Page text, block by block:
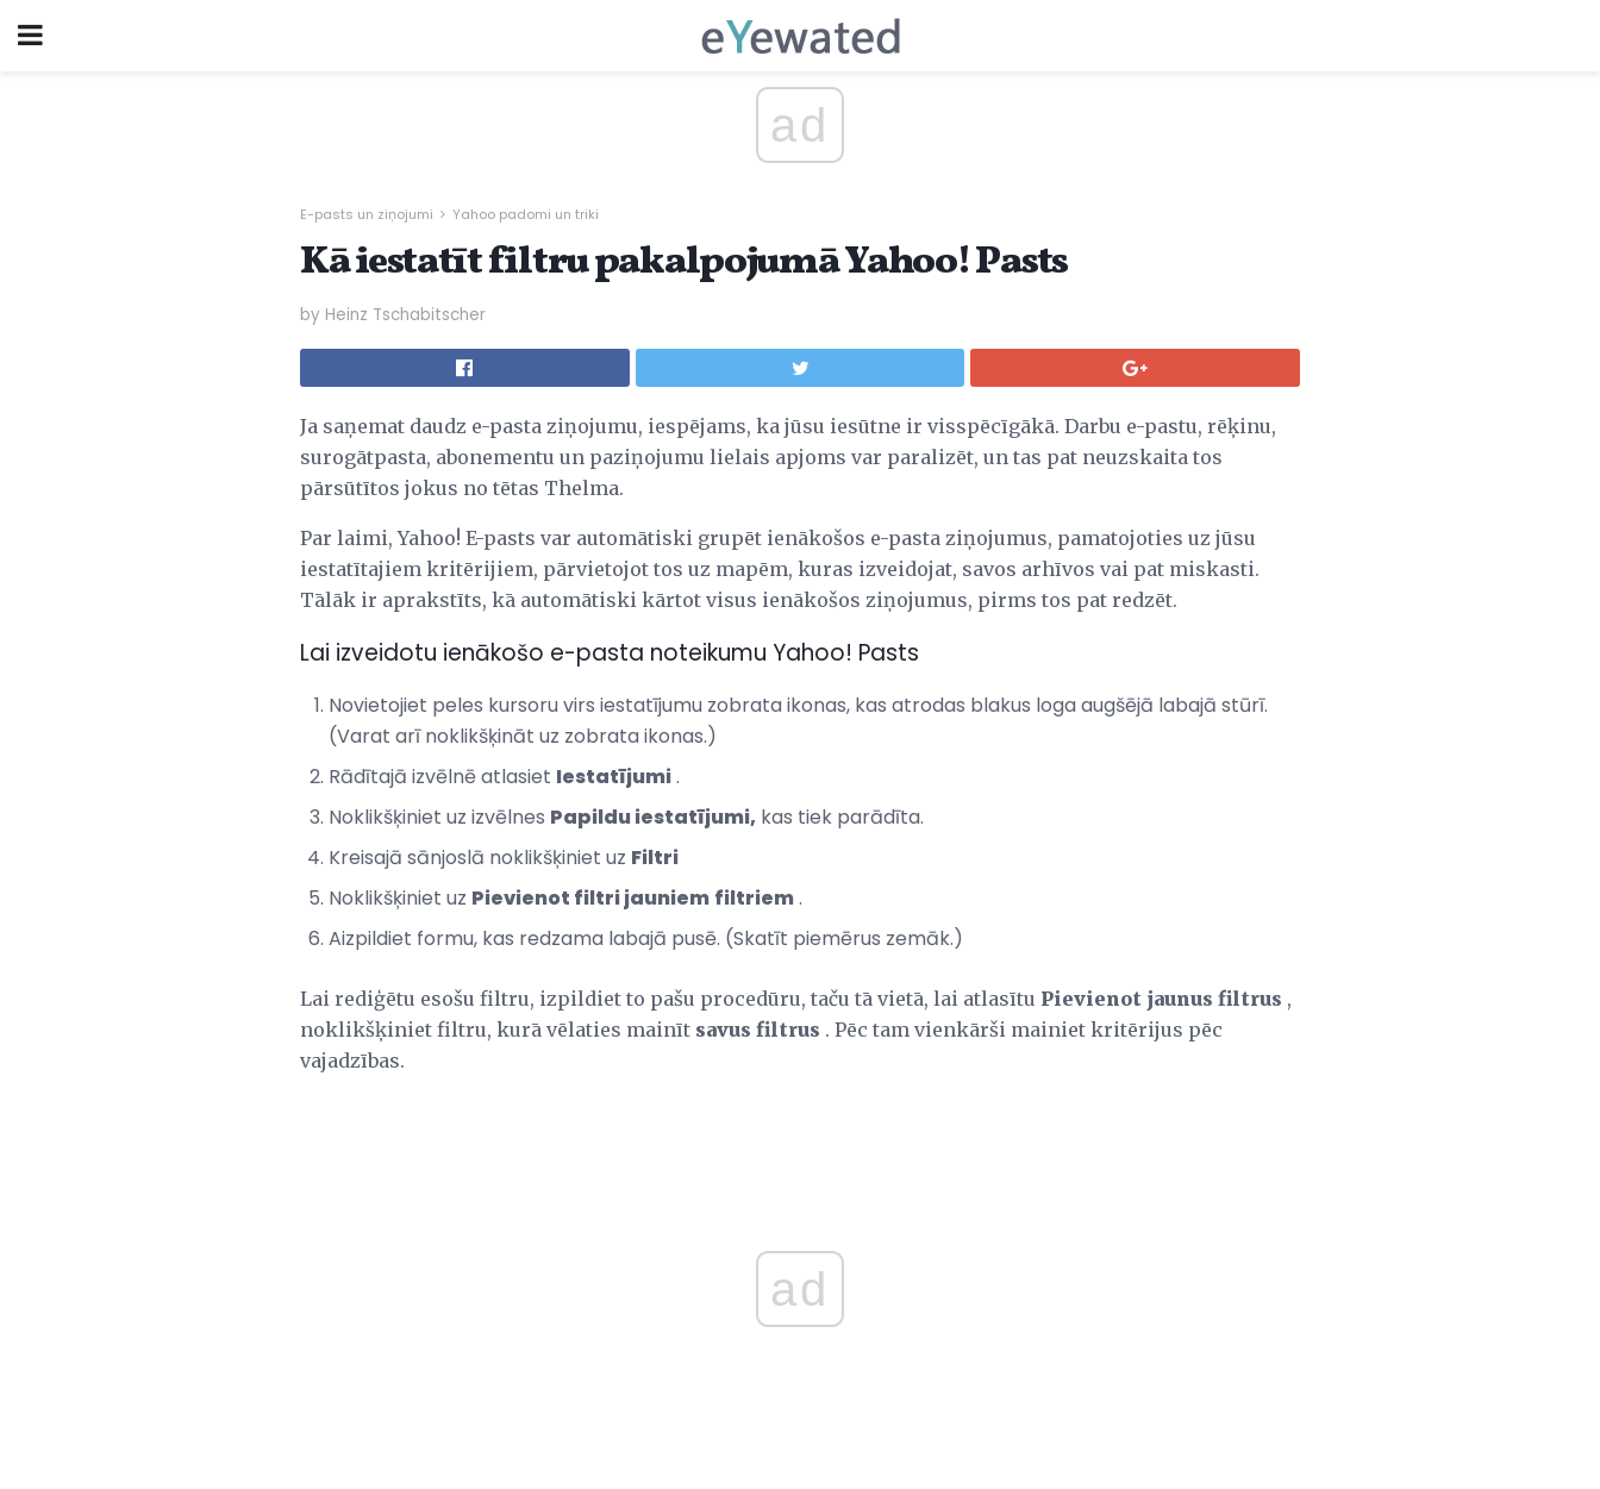
ad
E-pasts un ziņojumi Yahoo padomi un triki
Kā iestatīt filtru pakalpojumā Yahoo! Pasts
by Heinz Tschabitscher
Ja saņemat daudz e-pasta ziņojumu, iespējams, ka jūsu iesūtne ir visspēcīgākā. Darbu e-pastu, rēķinu,
surogātpasta, abonementu un paziņojumu lielais apjoms var paralizēt, un tas pat neuzskaita tos
pārsūtītos jokus no tētas Thelma.
Par laimi, Yahoo! E-pasts var automātiski grupēt ienākošos e-pasta ziņojumus, pamatojoties uz jūsu
iestatītajiem kritērijiem, pārvietojot tos uz mapēm, kuras izveidojat, savos arhīvos vai pat miskasti.
Tālāk ir aprakstīts, kā automātiski kārtot visus ienākošos ziņojumus, pirms tos pat redzēt.
Lai izveidotu ienākošo e-pasta noteikumu Yahoo! Pasts
Novietojiet peles kursoru virs iestatījumu zobrata ikonas, kas atrodas blakus loga augšējā labajā stūrī.
(Varat arī noklikšķināt uz zobrata ikonas.)
Rādītajā izvēlnē atlasiet Iestatījumi.
Noklikšķiniet uz izvēlnes Papildu iestatījumi, kas tiek parādīta.
Kreisajā sānjoslā noklikšķiniet uz Filtri
Noklikšķiniet uz Pievienot filtri jauniem filtriem.
Aizpildiet formu, kas redzama labajā pusē. (Skatīt piemērus zemāk.)
Lai rediģētu esošu filtru, izpildiet to pašu procedūru, taču tā vietā, lai atlasītu Pievienot jaunus filtrus ,
noklikšķiniet filtru, kurā vēlaties mainīt savus filtrus . Pēc tam vienkārši mainiet kritērijus pēc
vajadzības.
ad